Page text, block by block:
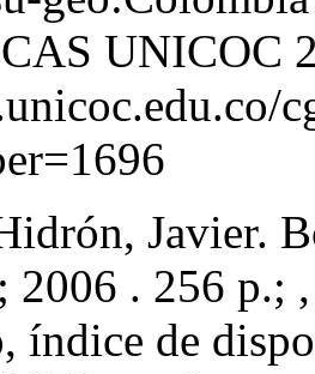
UNICOC
Javier.
2006 . 256 p.;
índice de